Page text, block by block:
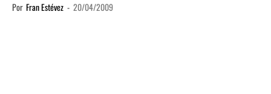
Por Fran Estévez - 20/04/2009